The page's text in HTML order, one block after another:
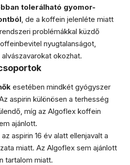
tolerálható gyomor-
, de a koffein jelenléte miatt
problémákkal küzdő
nyugtalanságot,
okozhat.
esetében mindkét gyógyszer
aspirin különösen a terhesség
míg az Algoflex koffein
ajánlott.
az aspirin 16 év alatt ellenjavalt a
miatt. Az Algoflex sem ajánlott
tartalom miatt.